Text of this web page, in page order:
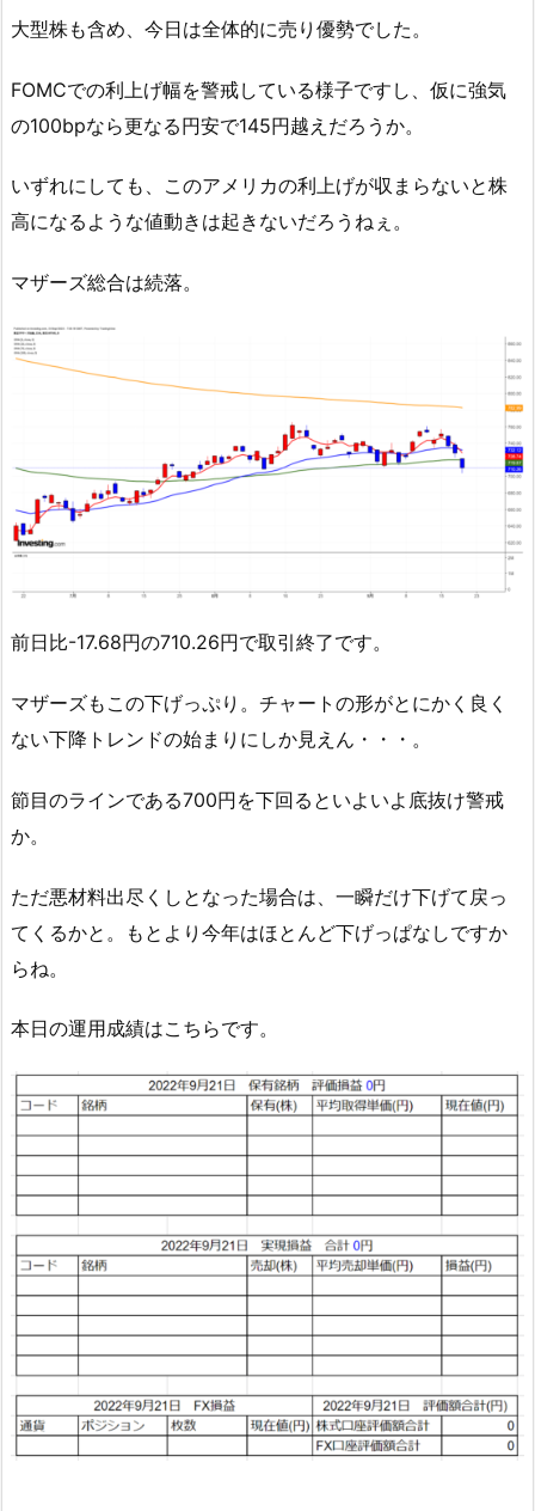
大型株も含め、今日は全体的に売り優勢でした。
FOMCでの利上げ幅を警戒している様子ですし、仮に強気
の100bpなら更なる円安で145円越えだろうか。
いずれにしても、このアメリカの利上げが収まらないと株
高になるような値動きは起きないだろうねぇ。
マザーズ総合は続落。
前日比-17.68円の710.26円で取引終了です。
マザーズもこの下げっぷり。チャートの形がとにかく良く
ない下降トレンドの始まりにしか見えん・・・。
節目のラインである700円を下回るといよいよ底抜け警戒
か。
ただ悪材料出尽くしとなった場合は、一瞬だけ下げて戻っ
てくるかと。もとより今年はほとんど下げっぱなしですか
らね。
本日の運用成績はこちらです。